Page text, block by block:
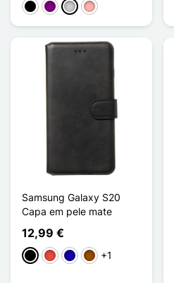
PretoPúrpura
PrataOuro rosa
Samsung Galaxy S20
Capa em pele mate
12,99 €
PretoVermelhoAzul Escuro
Castanho
+1